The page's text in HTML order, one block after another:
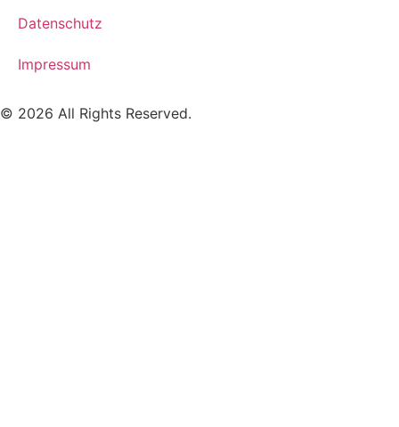
Datenschutz
Impressum
© 2026 All Rights Reserved.